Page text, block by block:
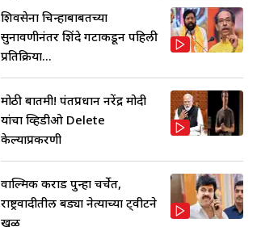
शिवसेना चिन्हाबाबतच्या
सुनावणीनंतर शिंदे गटाकडून पहिली
प्रतिक्रिया...
मोठी बातमी! पंतप्रधान नरेंद्र मोदी
यांचा व्हिडीओ Delete
केल्याप्रकरणी
वाल्मिक कराड पुन्हा चर्चेत,
राष्ट्रवादीतील बड्या नेत्याच्या ट्वीटने
खळ